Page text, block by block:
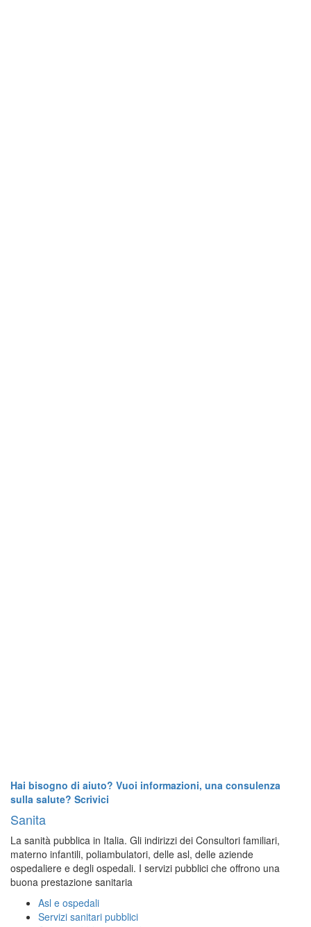
Hai bisogno di aiuto? Vuoi informazioni, una consulenza
sulla salute? Scrivici
Sanita
La sanità pubblica in Italia. Gli indirizzi dei Consultori familiari,
materno infantili, poliambulatori, delle asl, delle aziende
ospedaliere e degli ospedali. I servizi pubblici che offrono una
buona prestazione sanitaria
Asl e ospedali
Servizi sanitari pubblici